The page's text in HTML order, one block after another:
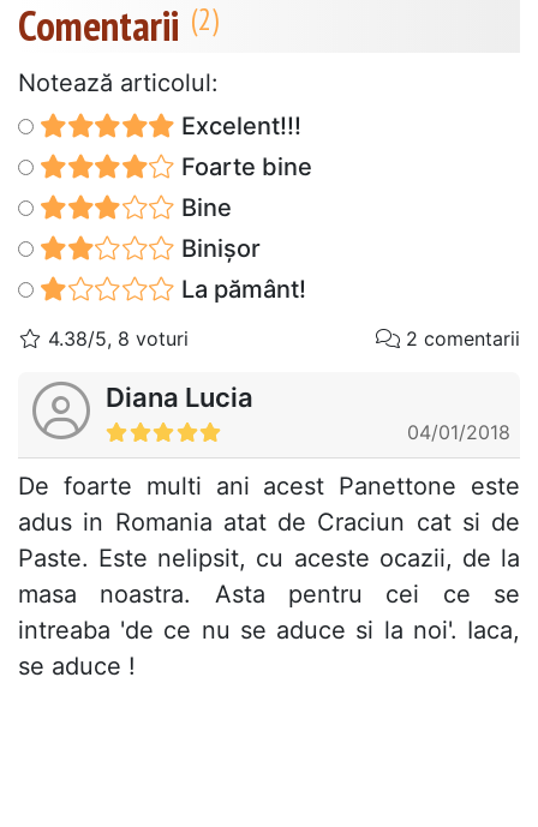
Comentarii
Notează articolul:
Excelent!!!
Foarte bine
Bine
Binișor
La pământ!
4.38/5, 8 voturi 2 comentarii
Diana Lucia
04/01/2018
De foarte multi ani acest Panettone este
adus in Romania atat de Craciun cat si de
Paste. Este nelipsit, cu aceste ocazii, de la
masa noastra. Asta pentru cei ce se
intreaba 'de ce nu se aduce si la noi'. Iaca,
se aduce !